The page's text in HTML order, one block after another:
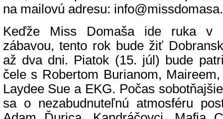
na mailovú adresu:
Keďže Miss Domaša ide ruka v
zábavou, tento rok bude žiť
až dva dni. Piatok (15. júl) bude
čele s Robertom Burianom,
Laydee Sue a EKG. Počas
sa o nezabudnuteľnú atmosféru